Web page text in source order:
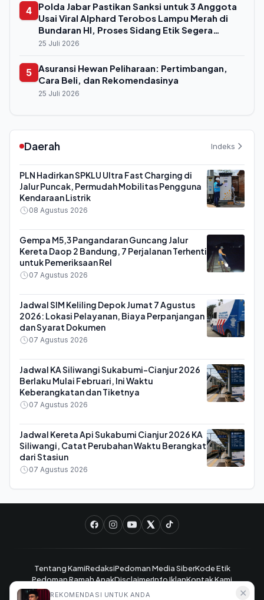
REKOMENDASI UNTUK ANDA ✕
4
Polda Jabar Pastikan Sanksi untuk 3 Anggota
Usai Viral Alphard Terobos Lampu Merah di
Bundaran HI, Proses Sidang Etik Segera
Digelar
25 Juli 2026
5 Asuransi Hewan Peliharaan: Pertimbangan,
Cara Beli, dan Rekomendasinya
25 Juli 2026
Daerah Indeks
PLN Hadirkan SPKLU Ultra Fast Charging di
Jalur Puncak, Permudah Mobilitas Pengguna
Kendaraan Listrik
08 Agustus 2026
Gempa M5,3 Pangandaran Guncang Jalur
Kereta Daop 2 Bandung, 7 Perjalanan Terhenti
untuk Pemeriksaan Rel
07 Agustus 2026
Jadwal SIM Keliling Depok Jumat 7 Agustus
2026: Lokasi Pelayanan, Biaya Perpanjangan
dan Syarat Dokumen
07 Agustus 2026
Jadwal KA Siliwangi Sukabumi-Cianjur 2026
Berlaku Mulai Februari, Ini Waktu
Keberangkatan dan Tiketnya
07 Agustus 2026
Jadwal Kereta Api Sukabumi Cianjur 2026 KA
Siliwangi, Catat Perubahan Waktu Berangkat
dari Stasiun
07 Agustus 2026
Tentang KamiRedaksiPedoman Media SiberKode Etik
Pedoman Ramah AnakDisclaimerInfo IklanKontak Kami